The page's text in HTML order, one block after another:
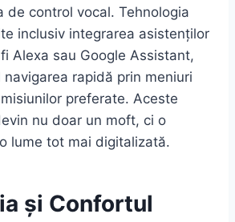
de control vocal. Tehnologia
inclusiv integrarea asistenților
Alexa sau Google Assistant,
rapidă prin meniuri
preferate. Aceste
nu doar un moft, ci o
lume tot mai digitalizată.
și Confortul